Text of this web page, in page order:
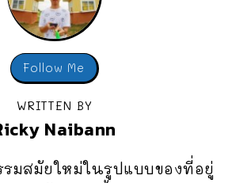
Follow Me
WRITTEN BY
Naibann
มสมัยใหม่ในรูปแบบของที่อยู่